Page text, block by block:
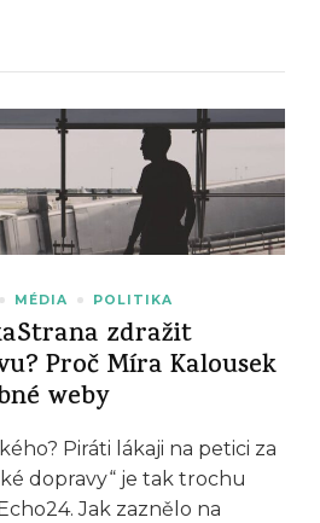
MÉDIA POLITIKA
zdražit
Proč Míra Kalousek
weby
Piráti lákaji na petici za
dopravy“ je tak trochu
Jak zaznělo na